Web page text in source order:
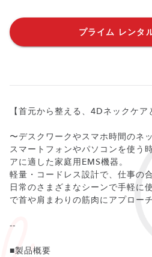
プライム レンタ
【首元から整える、4Dネックケア
〜デスクワークやスマホ時間のネ
スマートフォンやパソコンを使う
アに適した家庭用EMS機器。
軽量・コードレス設計で、仕事の
日常のさまざまなシーンで手軽に
で首や肩まわりの筋肉にアプローチ
--
■製品概要